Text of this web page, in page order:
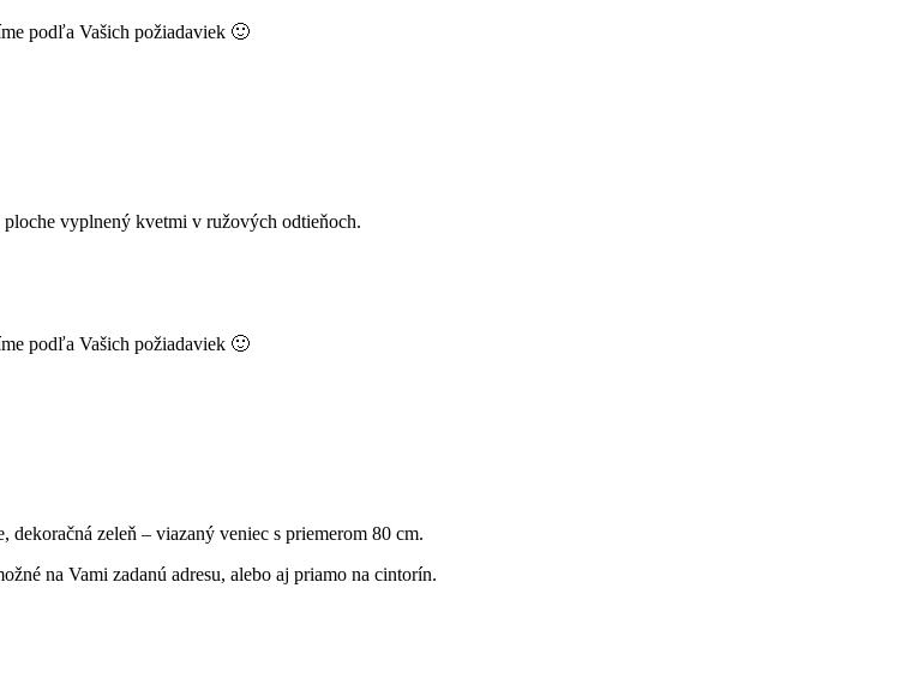
podľa Vašich požiadaviek 🙂
vyplnený kvetmi v ružových odtieňoch.
podľa Vašich požiadaviek 🙂
zeleň – viazaný veniec s priemerom 80 cm.
na Vami zadanú adresu, alebo aj priamo na cintorín.